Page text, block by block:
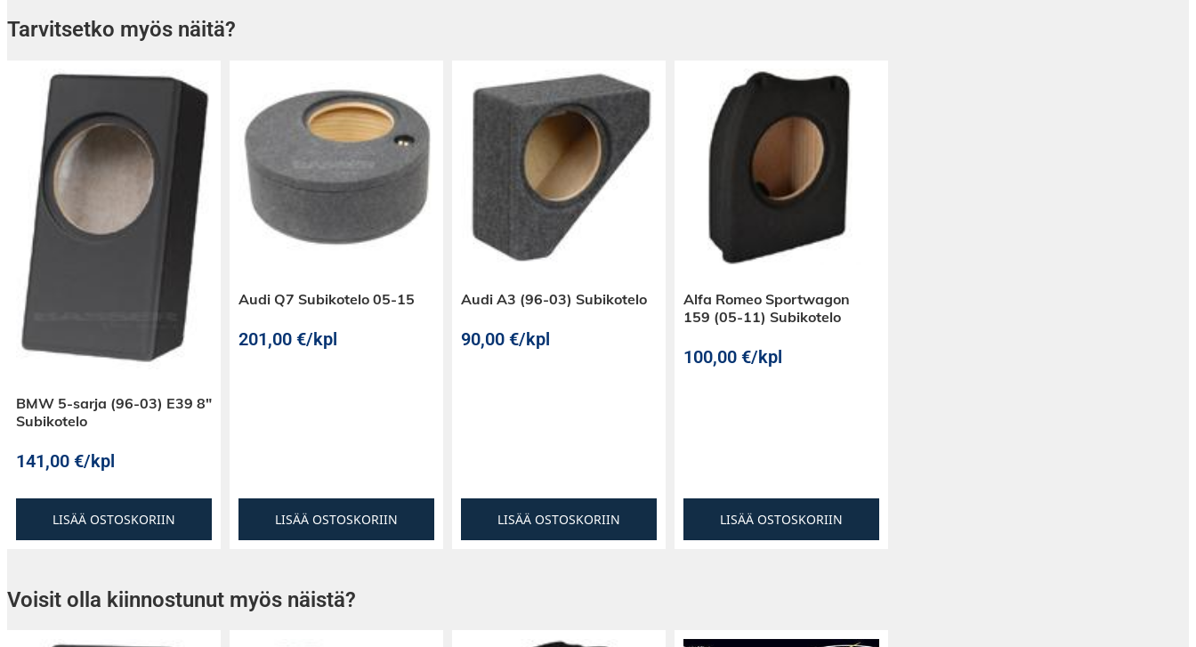
Tarvitsetko myös näitä?
BMW 5-sarja (96-03) E39 8″
Subikotelo
141,00 €/kpl
LISÄÄ OSTOSKORIIN
Audi Q7 Subikotelo 05-15
201,00 €/kpl
LISÄÄ OSTOSKORIIN
Audi A3 (96-03) Subikotelo
90,00 €/kpl
LISÄÄ OSTOSKORIIN
Alfa Romeo Sportwagon
159 (05-11) Subikotelo
100,00 €/kpl
LISÄÄ OSTOSKORIIN
Voisit olla kiinnostunut myös näistä?